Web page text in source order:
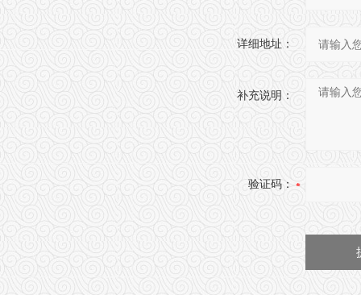
详细地址：
补充说明：
验证码：